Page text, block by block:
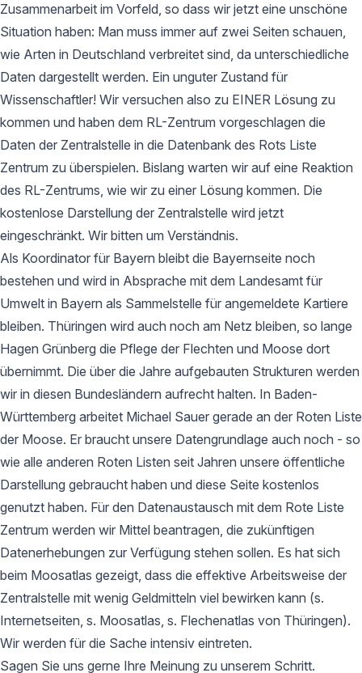
Zusammenarbeit im Vorfeld, so dass wir jetzt eine unschöne
Situation haben: Man muss immer auf zwei Seiten schauen,
wie Arten in Deutschland verbreitet sind, da unterschiedliche
Daten dargestellt werden. Ein unguter Zustand für
Wissenschaftler! Wir versuchen also zu EINER Lösung zu
kommen und haben dem RL-Zentrum vorgeschlagen die
Daten der Zentralstelle in die Datenbank des Rots Liste
Zentrum zu überspielen. Bislang warten wir auf eine Reaktion
des RL-Zentrums, wie wir zu einer Lösung kommen. Die
kostenlose Darstellung der Zentralstelle wird jetzt
eingeschränkt. Wir bitten um Verständnis.
Als Koordinator für Bayern bleibt die Bayernseite noch
bestehen und wird in Absprache mit dem Landesamt für
Umwelt in Bayern als Sammelstelle für angemeldete Kartiere
bleiben. Thüringen wird auch noch am Netz bleiben, so lange
Hagen Grünberg die Pflege der Flechten und Moose dort
übernimmt. Die über die Jahre aufgebauten Strukturen werden
wir in diesen Bundesländern aufrecht halten. In Baden-
Württemberg arbeitet Michael Sauer gerade an der Roten Liste
der Moose. Er braucht unsere Datengrundlage auch noch - so
wie alle anderen Roten Listen seit Jahren unsere öffentliche
Darstellung gebraucht haben und diese Seite kostenlos
genutzt haben. Für den Datenaustausch mit dem Rote Liste
Zentrum werden wir Mittel beantragen, die zukünftigen
Datenerhebungen zur Verfügung stehen sollen. Es hat sich
beim Moosatlas gezeigt, dass die effektive Arbeitsweise der
Zentralstelle mit wenig Geldmitteln viel bewirken kann (s.
Internetseiten, s. Moosatlas, s. Flechenatlas von Thüringen).
Wir werden für die Sache intensiv eintreten.
Sagen Sie uns gerne Ihre Meinung zu unserem Schritt.